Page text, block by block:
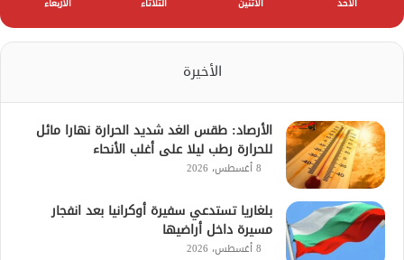
الأخيرة
الأرصاد: طقس الغد شديد الحرارة نهارا مائل
للحرارة رطب ليلا على أغلب الأنحاء
8 أغسطس، 2026
بلغاريا تستدعي سفيرة أوكرانيا بعد انفجار
مسيرة داخل أراضيها
8 أغسطس، 2026